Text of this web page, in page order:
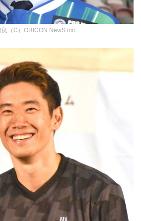
良（C）ORICON NewS inc.